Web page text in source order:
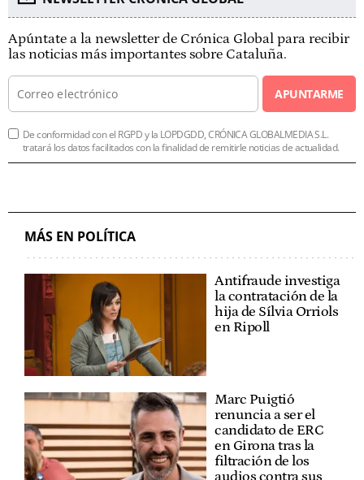
Apúntate a la newsletter de Crónica Global para recibir
las noticias más importantes sobre Cataluña.
APUNTARME
De conformidad con el RGPD y la LOPDGDD, CRÓNICA GLOBALMEDIA S.L.
tratará los datos facilitados con la finalidad de remitirle noticias de actualidad.
MÁS EN POLÍTICA
Antifraude investiga
la contratación de la
hija de Sílvia Orriols
en Ripoll
Marc Puigtió
renuncia a ser el
candidato de ERC
en Girona tras la
filtración de los
audios contra sus